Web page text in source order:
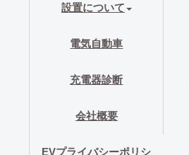
設置について
電気自動車
充電器診断
会社概要
EVプライバシーポリシ